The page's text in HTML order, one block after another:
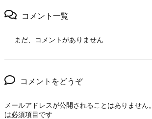
コメント一覧
まだ、コメントがありません
コメントをどうぞ
メールアドレスが公開されることはありません。
は必須項目です